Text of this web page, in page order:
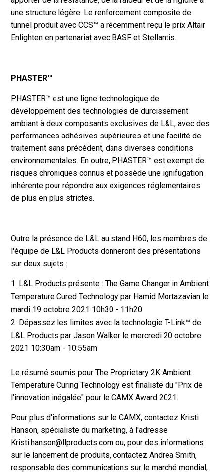
une structure légère. Le renforcement composite de
tunnel produit avec CCS™ a récemment reçu le prix Altair
Enlighten en partenariat avec BASF et Stellantis.
PHASTER™
PHASTER™ est une ligne technologique de
développement des technologies de durcissement
ambiant à deux composants exclusives de L&L, avec des
performances adhésives supérieures et une facilité de
traitement sans précédent, dans diverses conditions
environnementales. En outre, PHASTER™ est exempt de
risques chroniques connus et possède une ignifugation
inhérente pour répondre aux exigences réglementaires
de plus en plus strictes.
Outre la présence de L&L au stand H60, les membres de
l'équipe de L&L Products donneront des présentations
sur deux sujets :
L&L Products présente : The Game Changer in Ambient
Temperature Cured Technology par Hamid Mortazavian le
mardi 19 octobre 2021 10h30 - 11h20
Dépassez les limites avec la technologie T-Link™ de
L&L Products par Jason Walker le mercredi 20 octobre
2021 10:30am - 10:55am
Le résumé soumis pour The Proprietary 2K Ambient
Temperature Curing Technology est finaliste du "Prix de
l'innovation inégalée" pour le CAMX Award 2021.
Pour plus d'informations sur le CAMX, contactez Kristi
Hanson, spécialiste du marketing, à l'adresse
Kristi.hanson@llproducts.com ou, pour des informations
sur le lancement de produits, contactez Andrea Smith,
responsable des communications sur le marché mondial,